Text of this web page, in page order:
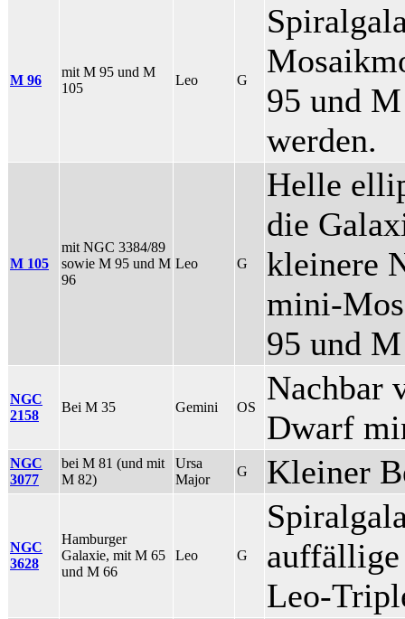
M 96
mit M 95 und M
105
Leo G
95 und
werden.
M 105
mit NGC 3384/89
sowie M 95 und M
96
Leo G
Helle
die
kleinere
mini-
95 und
NGC
2158
Bei M 35 Gemini OS
Nachbar
Dwarf
NGC
3077
bei M 81 (und mit
M 82)
Ursa
Major
G Kleiner
NGC
3628
Hamburger
Galaxie, mit M 65
und M 66
Leo G
Leo-